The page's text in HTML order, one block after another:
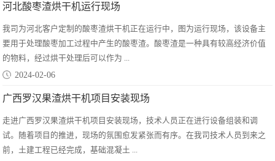
河北酸枣渣烘干机运行现场
我司为河北客户定制的酸枣渣烘干机正在运行中，图为运行现场，该设备主
要用于处理酸枣加工过程中产生的酸枣渣。酸枣渣是一种具有较高经济价值
的物料，经过烘干处理后可以作为 ...
2024-02-06
广西罗汉果渣烘干机项目安装现场
走进广西罗汉果渣烘干机项目安装现场，技术人员正在进行设备组装和调
试。随着项目的推进，现场的氛围愈发紧张而有序。在我司技术人员到来之
前，土建工程已经完成，基础混凝土 ...